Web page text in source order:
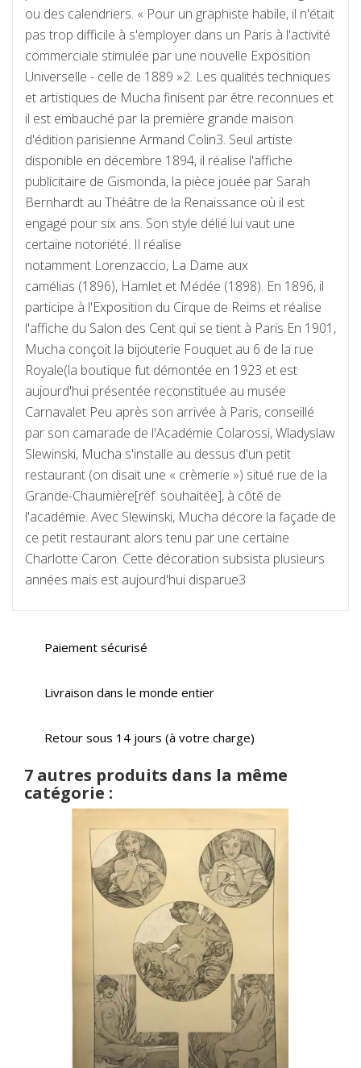
ou des calendriers. « Pour un graphiste habile, il n'était
pas trop difficile à s'employer dans un Paris à l'activité
commerciale stimulée par une nouvelle Exposition
Universelle - celle de 1889 »2. Les qualités techniques
et artistiques de Mucha finisent par être reconnues et
il est embauché par la première grande maison
d'édition parisienne Armand Colin3. Seul artiste
disponible en décembre 1894, il réalise l'affiche
publicitaire de Gismonda, la pièce jouée par Sarah
Bernhardt au Théâtre de la Renaissance où il est
engagé pour six ans. Son style délié lui vaut une
certaine notoriété. Il réalise
notamment Lorenzaccio, La Dame aux
camélias (1896), Hamlet et Médée (1898). En 1896, il
participe à l'Exposition du Cirque de Reims et réalise
l'affiche du Salon des Cent qui se tient à Paris En 1901,
Mucha conçoit la bijouterie Fouquet au 6 de la rue
Royale(la boutique fut démontée en 1923 et est
aujourd'hui présentée reconstituée au musée
Carnavalet Peu après son arrivée à Paris, conseillé
par son camarade de l'Académie Colarossi, Wladyslaw
Slewinski, Mucha s'installe au dessus d'un petit
restaurant (on disait une « crèmerie ») situé rue de la
Grande-Chaumière[réf. souhaitée], à côté de
l'académie. Avec Slewinski, Mucha décore la façade de
ce petit restaurant alors tenu par une certaine
Charlotte Caron. Cette décoration subsista plusieurs
années mais est aujourd'hui disparue3
Paiement sécurisé
Livraison dans le monde entier
Retour sous 14 jours (à votre charge)
7 autres produits dans la même
catégorie :